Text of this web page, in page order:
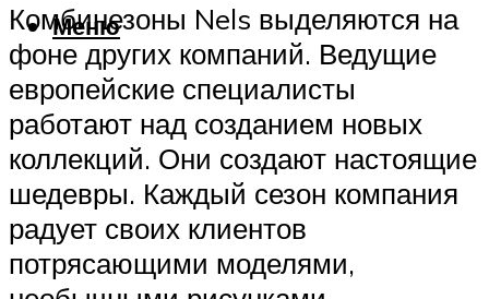
Меню
Комбинезоны Nels выделяются на
фоне других компаний. Ведущие
европейские специалисты
работают над созданием новых
коллекций. Они создают настоящие
шедевры. Каждый сезон компания
радует своих клиентов
потрясающими моделями,